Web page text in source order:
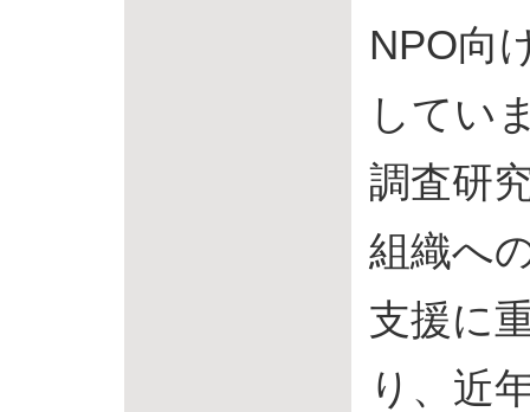
NPO向
してい
調査研
組織へ
支援に
り、近